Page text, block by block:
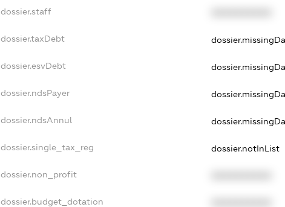
dossier.staff
dossier.taxDebt
dossier.esvDebt
dossier.ndsPayer
dossier.ndsAnnul
dossier.single_tax_reg dossier.notInList
dossier.non_profit
dossier.budget_dotation